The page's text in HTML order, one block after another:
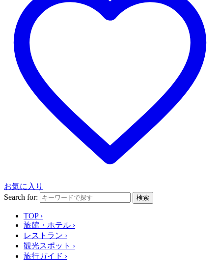
お気に入り
Search for:
検索
TOP ›
旅館・ホテル ›
レストラン ›
観光スポット ›
旅行ガイド ›